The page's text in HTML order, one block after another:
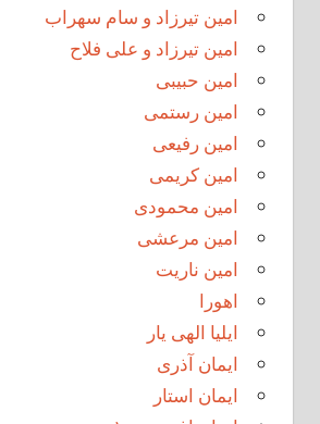
امین تیرزاد و سام سهراب
امین تیرزاد و علی فلاح
امین حبیبی
امین رستمی
امین رفیعی
امین کریمی
امین محمودی
امین مرعشی
امین ناریت
اهورا
ایلیا الهی یار
ایمان آذری
ایمان استار